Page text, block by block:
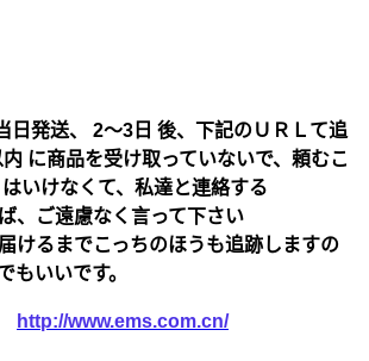
日発送、 2～3日 後、下記のＵＲＬて追
に商品を受け取っていないで、頼むこ
けなくて、私達と連絡する
ば、ご遠慮なく言って下さい
けるまでこっちのほうも追跡しますの
もいいです。
http://www.ems.com.cn/